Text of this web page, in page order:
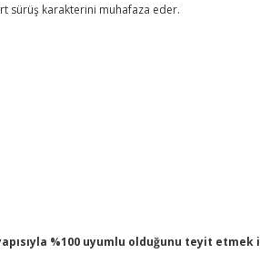
sürüş karakterini muhafaza eder.
%100 uyumlu olduğunu teyit